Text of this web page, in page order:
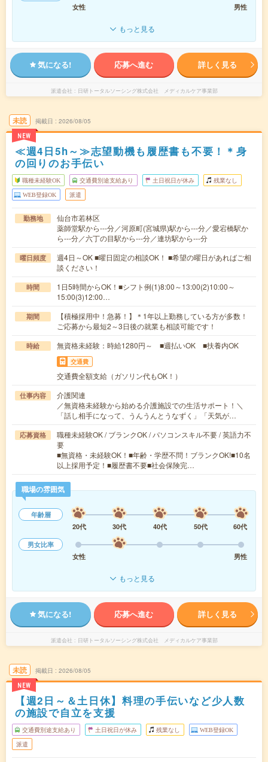
女性
男性
もっと見る
気になる! 応募へ進む 詳しく見る
派遣会社 日研トータルソーシング株式会社 メディカルケア事業部
未読
NEW
掲載日 2026/08/05
≪週4日5h～≫志望動機も履歴書も不要！＊身
の回りのお手伝い
職種未経験OK 交通費別途支給あり 土日祝日が休み 残業なし
WEB登録OK 派遣
勤務地
仙台市若林区
薬師堂駅から---分／河原町(宮城県)駅から---分／愛宕橋駅か
ら---分／六丁の目駅から---分／連坊駅から---分
曜日頻度
週4日～OK ■曜日固定の相談OK！ ■希望の曜日があればご相
談ください！
時間
1日5時間からOK！■シフト例(1)8:00～13:00(2)10:00～
15:00(3)12:00…
期間
【積極採用中！急募！】＊1年以上勤務している方が多数！
ご応募から最短2～3日後の就業も相談可能です！
時給 無資格未経験：時給1280円～ ■週払いOK ■扶養内OK
交通費
交通費全額支給（ガソリン代もOK！）
仕事内容
介護関連
／無資格未経験から始める介護施設での生活サポート！＼
「話し相手になって、うんうんとうなずく」「天気が…
応募資格
職種未経験OK / ブランクOK / パソコンスキル不要 / 英語力不
要
■無資格・未経験OK！■年齢・学歴不問！ブランクOK!■10名
以上採用予定！■履歴書不要■社会保険完…
職場の雰囲気
年齢層
20代
30代 40代 50代
60代
男女比率
女性
男性
もっと見る
気になる! 応募へ進む 詳しく見る
派遣会社 日研トータルソーシング株式会社 メディカルケア事業部
未読
NEW
掲載日 2026/08/05
【週2日～＆土日休】料理の手伝いなど少人数
の施設で自立を支援
交通費別途支給あり 土日祝日が休み 残業なし WEB登録OK
派遣